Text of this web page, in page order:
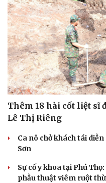
Thêm 18 hài cốt liệt sĩ
Lê Thị Riêng
Ca nô chở khách tái
Sơn
Sự cố y khoa tại Phú
phẫu thuật viêm ruột